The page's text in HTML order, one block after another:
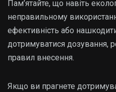
Пам’ятайте, що навіть
неправильному
ефективність або
дотримуватися дозування,
правил внесення.
Якщо ви прагнете